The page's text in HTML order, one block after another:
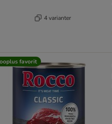
4 varianter
favorit